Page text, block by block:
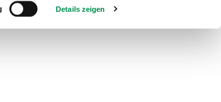
Details zeigen